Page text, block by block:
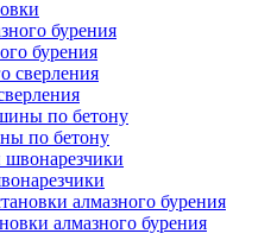
бурения
по бетону
алмазного бурения